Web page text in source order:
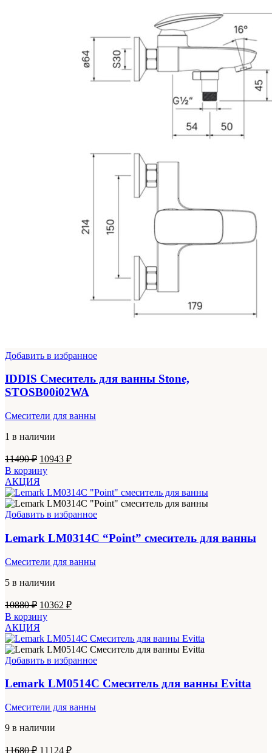
Добавить в избранное
IDDIS Смеситель для ванны Stone,
STOSB00i02WA
Смесители для ванны
1 в наличии
11490₽ Первоначальная
цена
составляла
11490 ₽.
10943 ₽Текущая
В корзину
АКЦИЯ
Добавить в избранное
Lemark LM0314C “Point” смеситель для ванны
Смесители для ванны
5 в наличии
10880₽ Первоначальная
цена
составляла
10880 ₽.
10362 ₽Текущая
В корзину
АКЦИЯ
Добавить в избранное
Lemark LM0514C Смеситель для ванны Evitta
Смесители для ванны
9 в наличии
11680₽ Первоначальная
11124 ₽Текущая